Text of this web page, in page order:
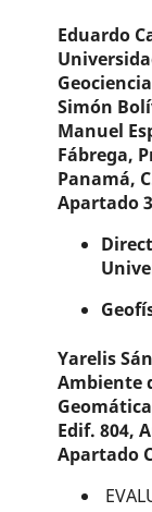
Eduardo
Simón
Manuel
Fábrega,
Panamá,
Apartado
Yarelis
Ambiente
Edif. 804,
Apartado